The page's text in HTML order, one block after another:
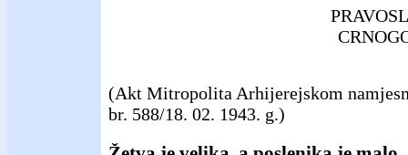
(Akt Mitropolita Arhijerejskom
br. 588/18. 02. 1943. g.)